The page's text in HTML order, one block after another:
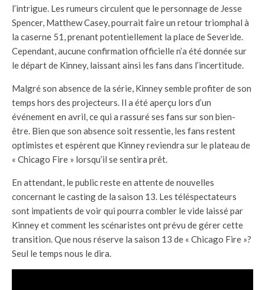
l’intrigue. Les rumeurs circulent que le personnage de Jesse
Spencer, Matthew Casey, pourrait faire un retour triomphal à
la caserne 51, prenant potentiellement la place de Severide.
Cependant, aucune confirmation officielle n’a été donnée sur
le départ de Kinney, laissant ainsi les fans dans l’incertitude.
Malgré son absence de la série, Kinney semble profiter de son
temps hors des projecteurs. Il a été aperçu lors d’un
événement en avril, ce qui a rassuré ses fans sur son bien-
être. Bien que son absence soit ressentie, les fans restent
optimistes et espèrent que Kinney reviendra sur le plateau de
« Chicago Fire » lorsqu’il se sentira prêt.
En attendant, le public reste en attente de nouvelles
concernant le casting de la saison 13. Les téléspectateurs
sont impatients de voir qui pourra combler le vide laissé par
Kinney et comment les scénaristes ont prévu de gérer cette
transition. Que nous réserve la saison 13 de « Chicago Fire »?
Seul le temps nous le dira.